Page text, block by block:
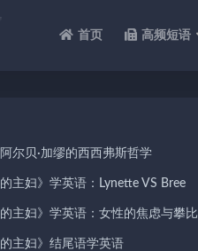
首页 高频短语
尔贝·加缪的西西弗斯哲学
主妇》学英语：Lynette VS Bree
主妇》学英语：女性的焦虑与攀比
主妇》结尾语学英语